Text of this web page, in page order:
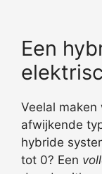
Een
Veelal
afwijkende
hybride
tot 0? Een